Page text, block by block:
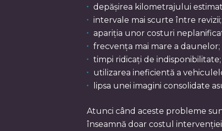
depășirea kilometrajului
intervale mai scurte între revizii;
apariția unor costuri
frecvența mai mare a daunelor;
timpi ridicați de indisponibilitate;
utilizarea ineficientă a
lipsa unei imagini consolidate
Atunci când aceste probleme
înseamnă doar costul